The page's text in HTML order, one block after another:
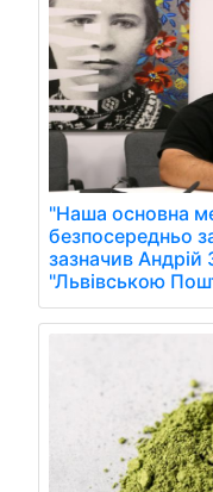
"Наша основна
безпосередньо
зазначив Андрій
"Львівською